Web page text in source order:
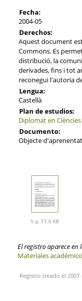
Fecha:
2004-05
Derechos:
Aquest document
Commons. Es
distribució, la
derivades, fins i tot
reconegui l'autoria
Lengua:
Castellà
Plan de estudios:
Diplomat en
Documento:
Objecte
5 p, 77.0 KB
El registro aparece en
Materiales
Registro creado el